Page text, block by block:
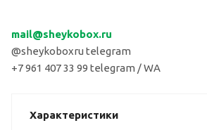
mail@sheykobox.ru
@sheykoboxru telegram
+7 961 407 33 99 telegram / WA
Характеристики